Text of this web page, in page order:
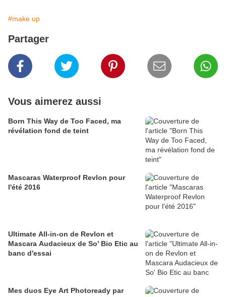
#make up
Partager
Vous aimerez aussi
Born This Way de Too Faced, ma
révélation fond de teint
Mascaras Waterproof Revlon pour
l'été 2016
Ultimate All-in-on de Revlon et
Mascara Audacieux de So' Bio Etic au
banc d'essai
Mes duos Eye Art Photoready par